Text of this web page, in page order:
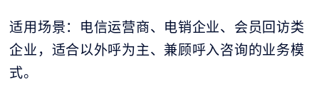
适用场景：电信运营商、电销企业、会员回访类
企业，适合以外呼为主、兼顾呼入咨询的业务模
式。